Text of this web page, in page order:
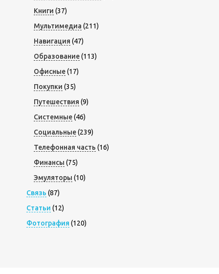
Книги (37)
Мультимедиа (211)
Навигация (47)
Образование(113)
Офисные(17)
Покупки (35)
Путешествия (9)
Системные(46)
Социальные(239)
Телефонная часть (16)
Финансы (75)
Эмуляторы (10)
Связь (87)
Статьи (12)
Фотография (120)